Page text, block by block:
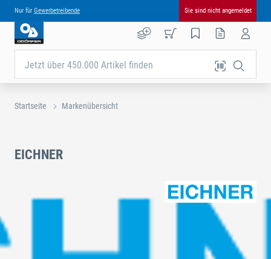
Nur für Gewerbetreibende Sie sind nicht angemeldet
Jetzt über 450.000 Artikel finden
Startseite Markenübersicht
EICHNER